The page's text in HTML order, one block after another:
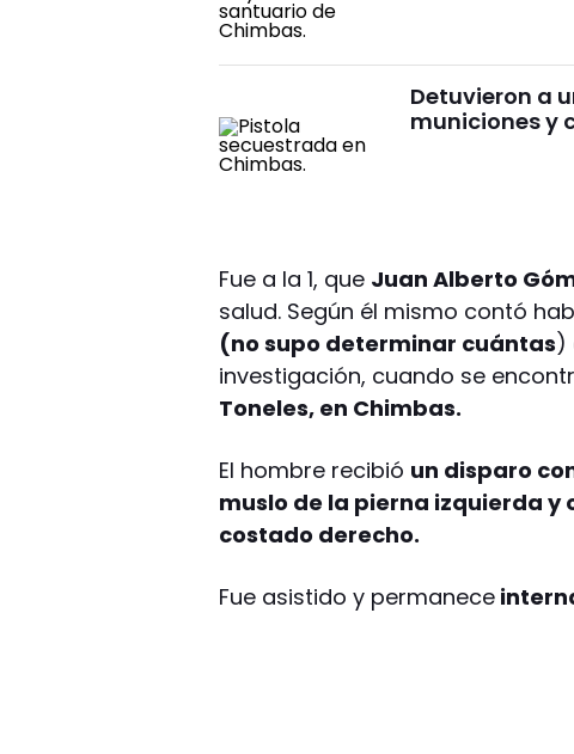
Detuvieron a
municiones y
Fue a la 1, que Juan Alberto
salud. Según él mismo contó
(no supo determinar cuántas)
investigación, cuando se
Toneles, en Chimbas.
El hombre recibió un disparo
muslo de la pierna izquierda y
costado derecho.
Fue asistido y permanece